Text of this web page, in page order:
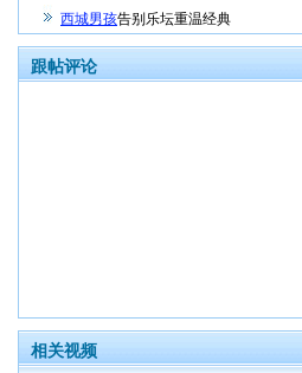
西城男孩告别乐坛重温经典
跟帖评论
相关视频